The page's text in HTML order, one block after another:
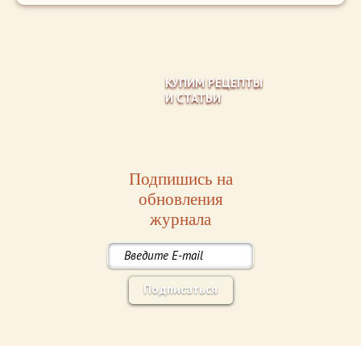
КУПИМ РЕЦЕПТЫ
И СТАТЬИ
Подпишись на
обновления
журнала
Подписаться